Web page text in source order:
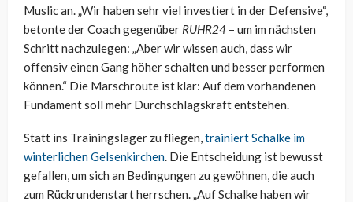
Muslic an. „Wir haben sehr viel investiert in der Defensive“,
betonte der Coach gegenüber RUHR24 – um im nächsten
Schritt nachzulegen: „Aber wir wissen auch, dass wir
offensiv einen Gang höher schalten und besser performen
können.“ Die Marschroute ist klar: Auf dem vorhandenen
Fundament soll mehr Durchschlagskraft entstehen.
Statt ins Trainingslager zu fliegen,trainiert Schalke im
winterlichen Gelsenkirchen. Die Entscheidung ist bewusst
gefallen, um sich an Bedingungen zu gewöhnen, die auch
zum Rückrundenstart herrschen. „Auf Schalke haben wir